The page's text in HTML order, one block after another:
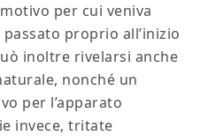
per cui veniva
proprio all’inizio
inoltre rivelarsi anche
nonché un
per l’apparato
invece, tritate